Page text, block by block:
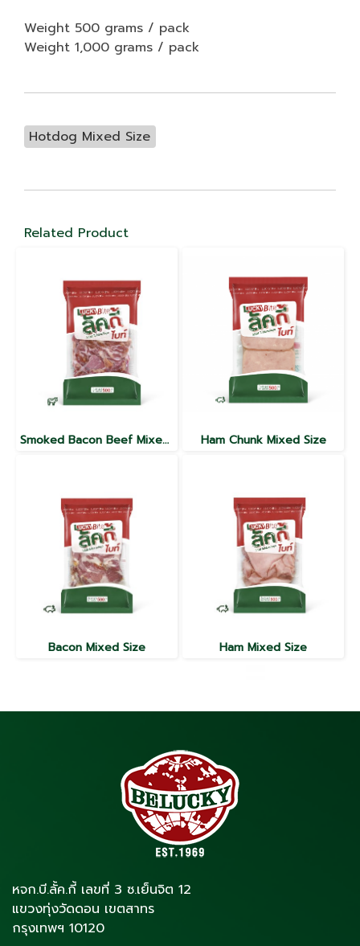
Weight 500 grams / pack
Weight 1,000 grams / pack
Hotdog Mixed Size
Related Product
Smoked Bacon Beef Mixed Size Ham Chunk Mixed Size
Bacon Mixed Size Ham Mixed Size
หจก.บี.ลั้ค.กี้ เลขที่ 3 ซ.เย็นจิต 12
แขวงทุ่งวัดดอน เขตสาทร
กรุงเทพฯ 10120